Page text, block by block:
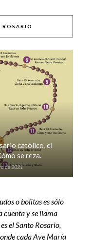
ROSARIO
católico, el
se reza.
de 2021
o bolitas es sólo
cuenta y se llama
el Santo Rosario,
cada Ave María